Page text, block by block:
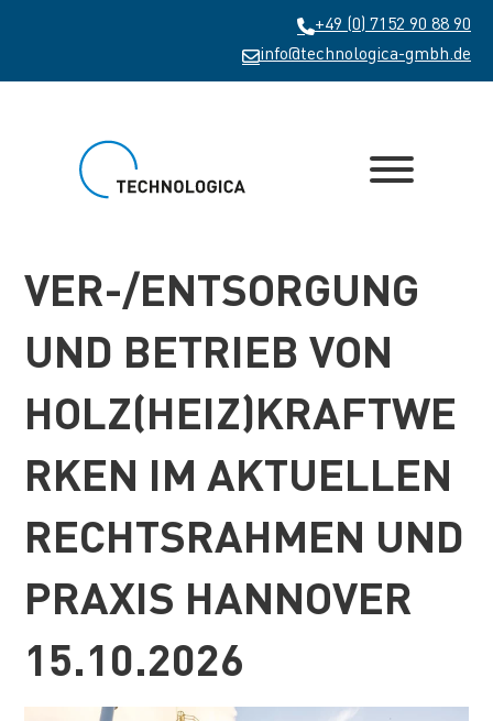
+49 (0) 7152 90 88 90
info@technologica-gmbh.de
VER-/ENTSORGUNG
UND BETRIEB VON
HOLZ(HEIZ)KRAFTWE
RKEN IM AKTUELLEN
RECHTSRAHMEN UND
PRAXIS HANNOVER
15.10.2026